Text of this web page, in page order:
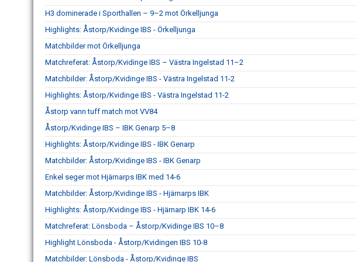
H3 dominerade i Sporthallen – 9–2 mot Örkelljunga
Highlights: Åstorp/Kvidinge IBS - Örkelljunga
Matchbilder mot Örkelljunga
Matchreferat: Åstorp/Kvidinge IBS – Västra Ingelstad 11–2
Matchbilder: Åstorp/Kvidinge IBS - Västra Ingelstad 11-2
Highlights: Åstorp/Kvidinge IBS - Västra Ingelstad 11-2
Åstorp vann tuff match mot VV84
Åstorp/Kvidinge IBS – IBK Genarp 5–8
Highlights: Åstorp/Kvidinge IBS - IBK Genarp
Matchbilder: Åstorp/Kvidinge IBS - IBK Genarp
Enkel seger mot Hjärnarps IBK med 14-6
Matchbilder: Åstorp/Kvidinge IBS - Hjärnarps IBK
Highlights: Åstorp/Kvidinge IBS - Hjärnarp IBK 14-6
Matchreferat: Lönsboda – Åstorp/Kvidinge IBS 10–8
Highlight Lönsboda - Åstorp/Kvidingen IBS 10-8
Matchbilder: Lönsboda - Åstorp/Kvidinge IBS